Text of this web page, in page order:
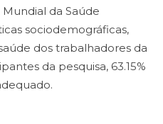
da Saúde
sociodemográficas,
dos trabalhadores da
da pesquisa, 63.15%